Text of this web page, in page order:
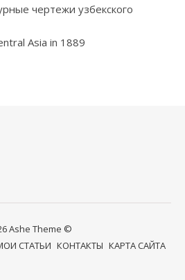
чертежи узбекского
Asia in 1889
Ashe Theme ©
СТАТЬИ КОНТАКТЫ КАРТА САЙТА